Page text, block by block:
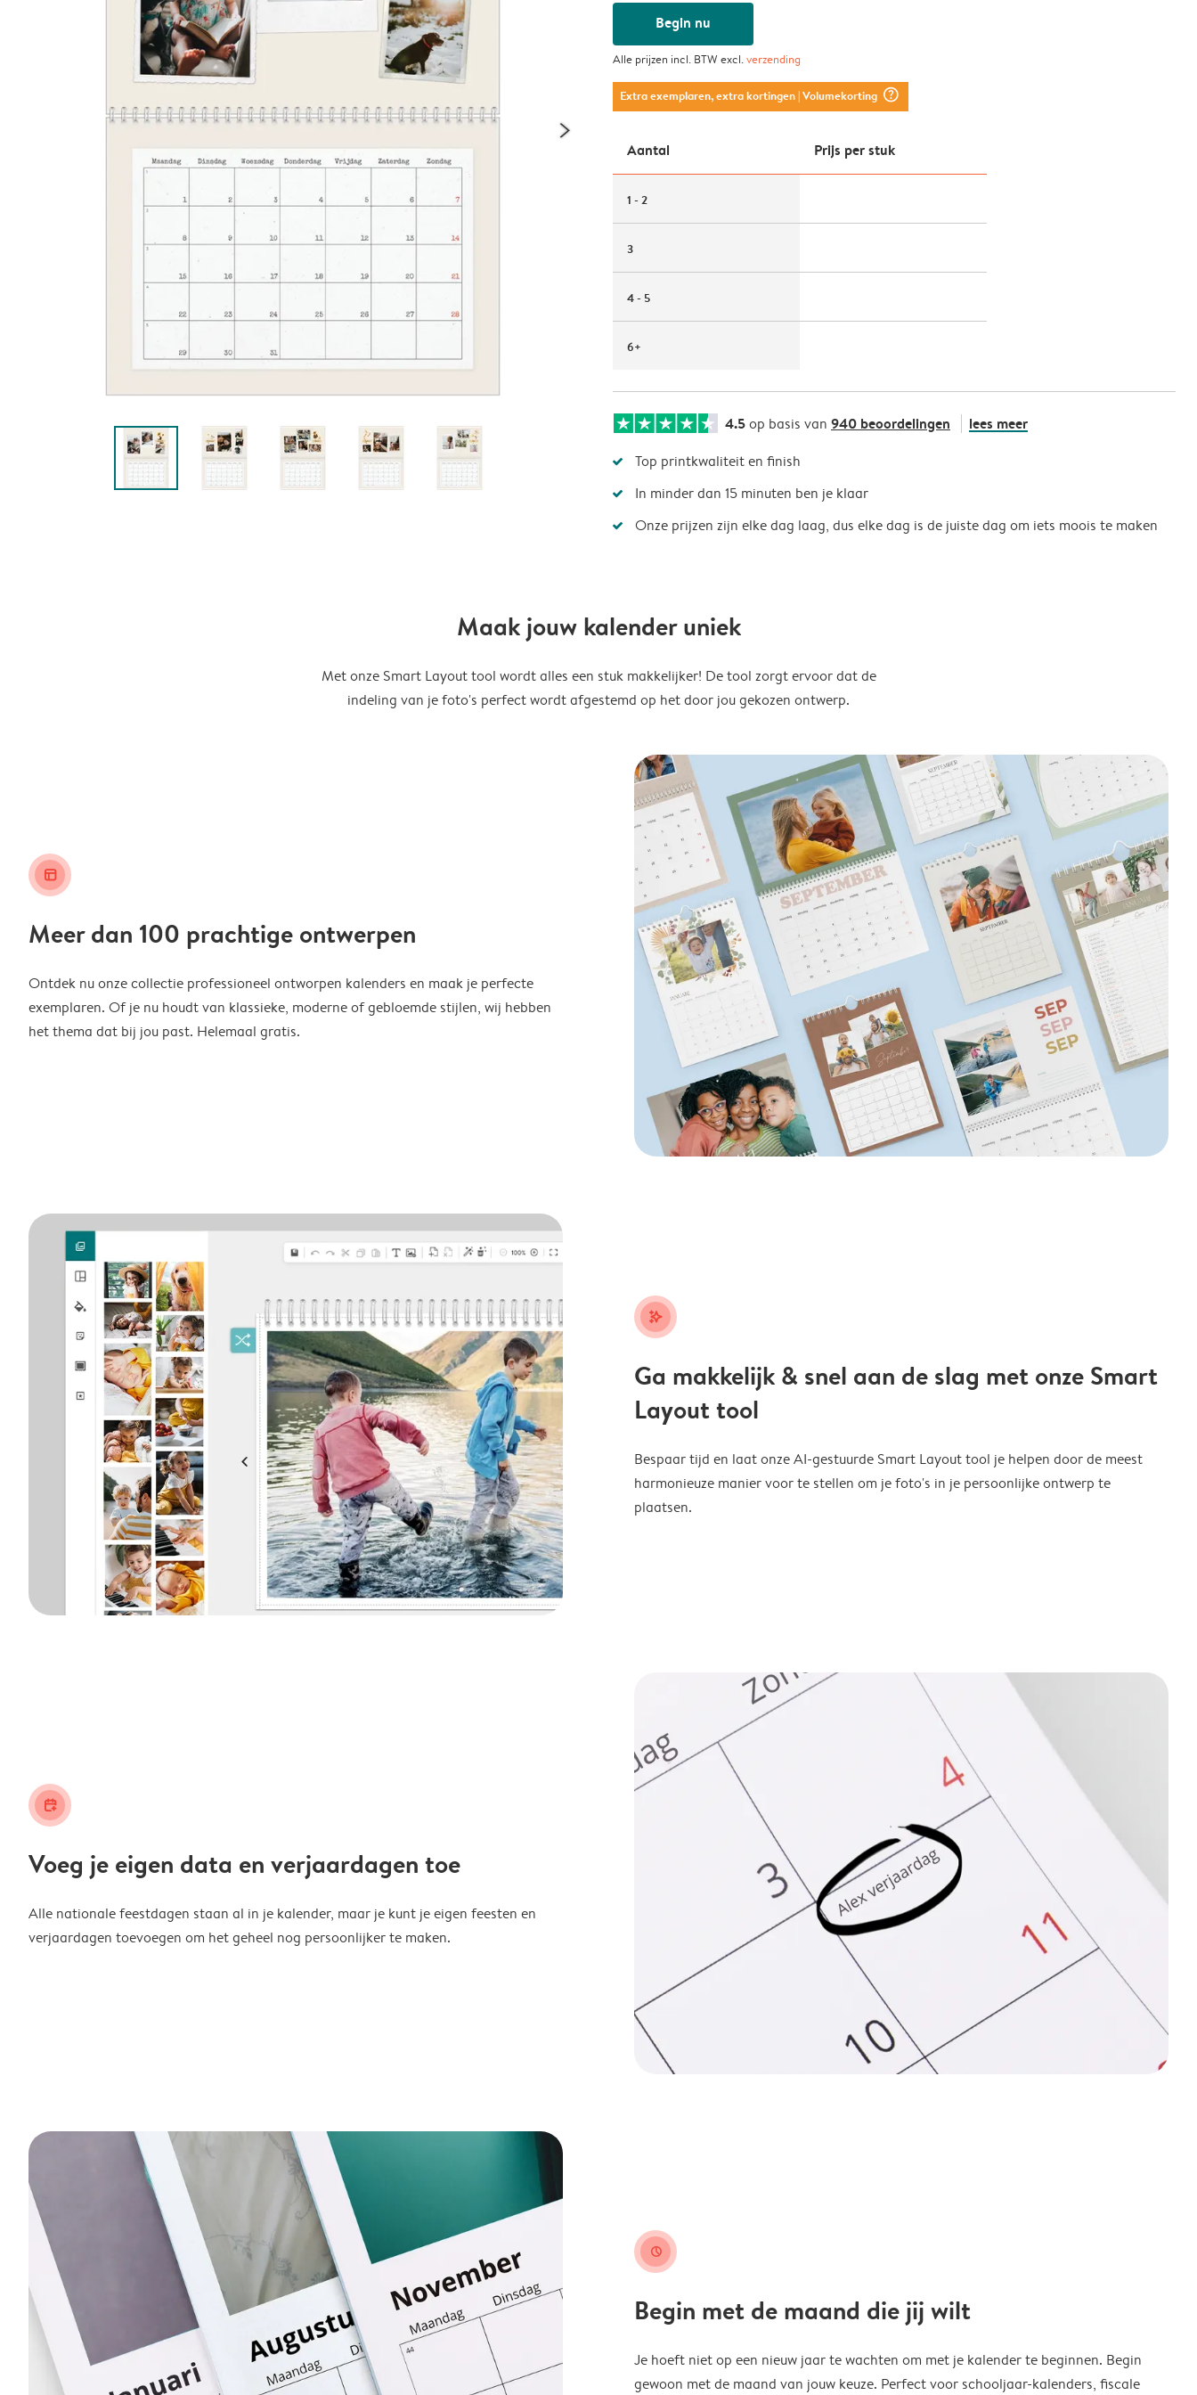
Begin nu
Alle prijzen incl. BTW excl.verzending
Extra exemplaren, extra kortingen| Volumekorting question_mark_circle
Aantal Prijs per stuk
1 - 2
3
4 - 5
6+
4.5op basis van 940 beoordelingen lees meer
Top printkwaliteit en finish
In minder dan 15 minuten ben je klaar
Onze prijzen zijn elke dag laag, dus elke dag is de juiste dag om iets moois te maken
Maak jouw kalender uniek
Met onze Smart Layout tool wordt alles een stuk makkelijker! De tool zorgt ervoor dat de
indeling van je foto's perfect wordt afgestemd op het door jou gekozen ontwerp.
layout_alt
Meer dan 100 prachtige ontwerpen
Ontdek nu onze collectie professioneel ontworpen kalenders en maak je perfecte
exemplaren. Of je nu houdt van klassieke, moderne of gebloemde stijlen, wij hebben
het thema dat bij jou past. Helemaal gratis.
stars_plus
Ga makkelijk & snel aan de slag met onze Smart
Layout tool
Bespaar tijd en laat onze AI-gestuurde Smart Layout tool je helpen door de meest
harmonieuze manier voor te stellen om je foto's in je persoonlijke ontwerp te
plaatsen.
calendar_plus
Voeg je eigen data en verjaardagen toe
Alle nationale feestdagen staan al in je kalender, maar je kunt je eigen feesten en
verjaardagen toevoegen om het geheel nog persoonlijker te maken.
clock
Begin met de maand die jij wilt
Je hoeft niet op een nieuw jaar te wachten om met je kalender te beginnen. Begin
gewoon met de maand van jouw keuze. Perfect voor schooljaar-kalenders, fiscale